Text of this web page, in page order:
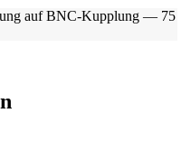
auf BNC-Kupplung — 75